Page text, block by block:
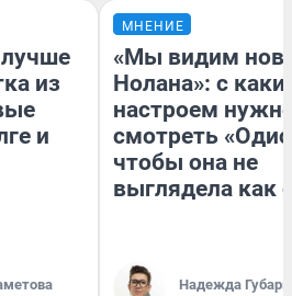
из
и
МНЕНИЕ
«Мы видим
Нолана»: с
настроем
смотреть
чтобы она не
выглядела как
Надежда Губарь